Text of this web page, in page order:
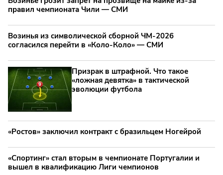
правил чемпионата Чили — СМИ
Возинья из символической сборной ЧМ-2026
согласился перейти в «Коло-Коло» — СМИ
Призрак в штрафной. Что такое
«ложная девятка» в тактической
эволюции футбола
«Ростов» заключил контракт с бразильцем Ногейрой
«Спортинг» стал вторым в чемпионате Португалии и
вышел в квалификацию Лиги чемпионов